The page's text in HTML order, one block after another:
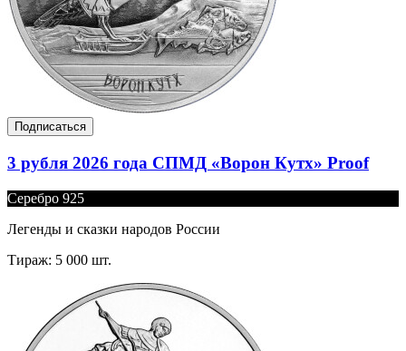
Подписаться
3 рубля 2026 года СПМД «Ворон Кутх» Proof
Серебро 925
Легенды и сказки народов России
Тираж: 5 000 шт.